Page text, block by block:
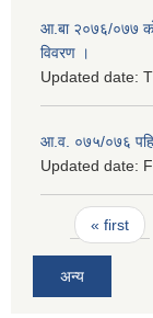
आ.बा २०७६/०७७ को
विवरण ।
Updated date:
आ.व. ०७५/०७६
Updated date:
Pages
« first
अन्य